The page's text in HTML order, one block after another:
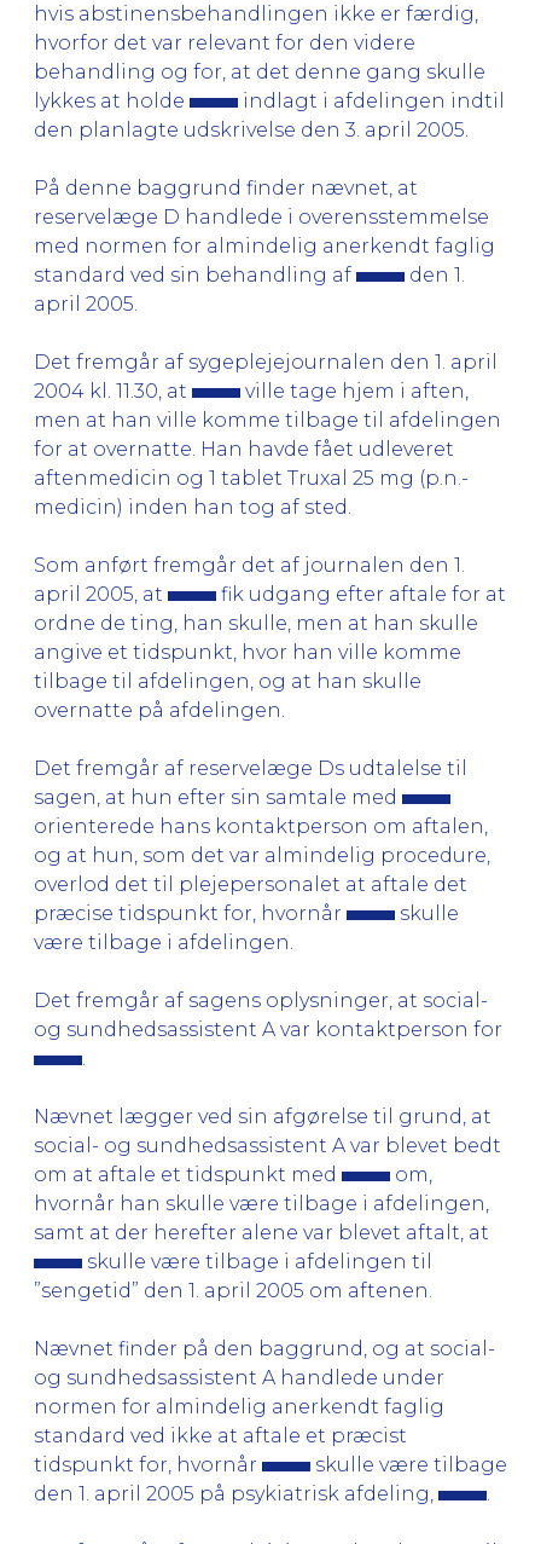
hvis abstinensbehandlingen ikke er færdig,
hvorfor det var relevant for den videre
behandling og for, at det denne gang skulle
lykkes at holde
indlagt i afdelingen indtil
den planlagte udskrivelse den 3. april 2005.
På denne baggrund finder nævnet, at
reservelæge D handlede i overensstemmelse
med normen for almindelig anerkendt faglig
standard ved sin behandling af
den 1.
april 2005.
Det fremgår af sygeplejejournalen den 1. april
2004 kl. 11.30, at
ville tage hjem i aften,
men at han ville komme tilbage til afdelingen
for at overnatte. Han havde fået udleveret
aftenmedicin og 1 tablet Truxal 25 mg (p.n.-
medicin) inden han tog af sted.
Som anført fremgår det af journalen den 1.
april 2005, at
fik udgang efter aftale for at
ordne de ting, han skulle, men at han skulle
angive et tidspunkt, hvor han ville komme
tilbage til afdelingen, og at han skulle
overnatte på afdelingen.
Det fremgår af reservelæge Ds udtalelse til
sagen, at hun efter sin samtale med
orienterede hans kontaktperson om aftalen,
og at hun, som det var almindelig procedure,
overlod det til plejepersonalet at aftale det
præcise tidspunkt for, hvornår
skulle
være tilbage i afdelingen.
Det fremgår af sagens oplysninger, at social-
og sundhedsassistent A var kontaktperson for
Nævnet lægger ved sin afgørelse til grund, at
social- og sundhedsassistent A var blevet bedt
om at aftale et tidspunkt med
om,
hvornår han skulle være tilbage i afdelingen,
samt at der herefter alene var blevet aftalt, at
skulle være tilbage i afdelingen til
”sengetid” den 1. april 2005 om aftenen.
Nævnet finder på den baggrund, og at social-
og sundhedsassistent A handlede under
normen for almindelig anerkendt faglig
standard ved ikke at aftale et præcist
tidspunkt for, hvornår
skulle være tilbage
den 1. april 2005 på psykiatrisk afdeling,